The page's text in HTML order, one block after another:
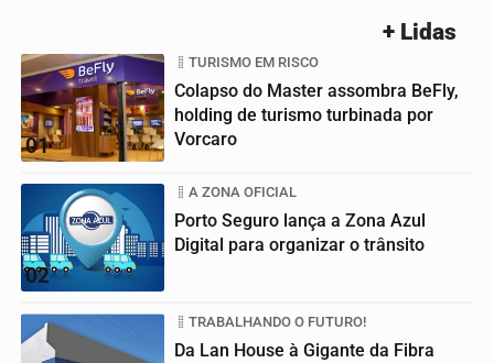
+ Lidas
01
TURISMO EM RISCO
Colapso do Master assombra BeFly,
holding de turismo turbinada por
Vorcaro
02
A ZONA OFICIAL
Porto Seguro lança a Zona Azul
Digital para organizar o trânsito
TRABALHANDO O FUTURO!
Da Lan House à Gigante da Fibra